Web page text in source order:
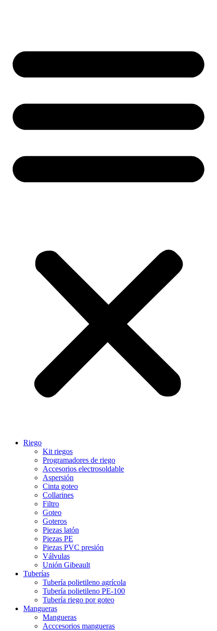
Riego
Kit riegos
Programadores de riego
Accesorios electrosoldable
Aspersión
Cinta goteo
Collarines
Filtro
Goteo
Goteros
Piezas latón
Piezas PE
Piezas PVC presión
Válvulas
Unión Gibeault
Tuberías
Tubería polietileno agrícola
Tubería polietileno PE-100
Tubería riego por goteo
Mangueras
Mangueras
Acccesorios mangueras